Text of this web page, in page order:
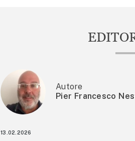
Autore
Pier Francesco
13.02.2026